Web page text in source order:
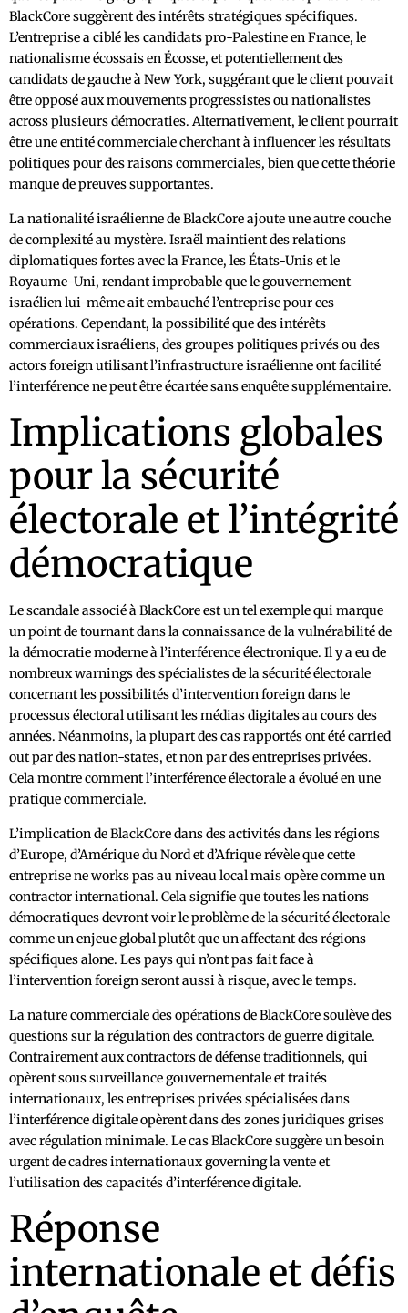
BlackCore suggèrent des intérêts stratégiques spécifiques.
L’entreprise a ciblé les candidats pro-Palestine en France, le
nationalisme écossais en Écosse, et potentiellement des
candidats de gauche à New York, suggérant que le client pouvait
être opposé aux mouvements progressistes ou nationalistes
across plusieurs démocraties. Alternativement, le client pourrait
être une entité commerciale cherchant à influencer les résultats
politiques pour des raisons commerciales, bien que cette théorie
manque de preuves supportantes.
La nationalité israélienne de BlackCore ajoute une autre couche
de complexité au mystère. Israël maintient des relations
diplomatiques fortes avec la France, les États-Unis et le
Royaume-Uni, rendant improbable que le gouvernement
israélien lui-même ait embauché l’entreprise pour ces
opérations. Cependant, la possibilité que des intérêts
commerciaux israéliens, des groupes politiques privés ou des
actors foreign utilisant l’infrastructure israélienne ont facilité
l’interférence ne peut être écartée sans enquête supplémentaire.
Implications globales
pour la sécurité
électorale et l’intégrité
démocratique
Le scandale associé à BlackCore est un tel exemple qui marque
un point de tournant dans la connaissance de la vulnérabilité de
la démocratie moderne à l’interférence électronique. Il y a eu de
nombreux warnings des spécialistes de la sécurité électorale
concernant les possibilités d’intervention foreign dans le
processus électoral utilisant les médias digitales au cours des
années. Néanmoins, la plupart des cas rapportés ont été carried
out par des nation-states, et non par des entreprises privées.
Cela montre comment l’interférence électorale a évolué en une
pratique commerciale.
L’implication de BlackCore dans des activités dans les régions
d’Europe, d’Amérique du Nord et d’Afrique révèle que cette
entreprise ne works pas au niveau local mais opère comme un
contractor international. Cela signifie que toutes les nations
démocratiques devront voir le problème de la sécurité électorale
comme un enjeue global plutôt que un affectant des régions
spécifiques alone. Les pays qui n’ont pas fait face à
l’intervention foreign seront aussi à risque, avec le temps.
La nature commerciale des opérations de BlackCore soulève des
questions sur la régulation des contractors de guerre digitale.
Contrairement aux contractors de défense traditionnels, qui
opèrent sous surveillance gouvernementale et traités
internationaux, les entreprises privées spécialisées dans
l’interférence digitale opèrent dans des zones juridiques grises
avec régulation minimale. Le cas BlackCore suggère un besoin
urgent de cadres internationaux governing la vente et
l’utilisation des capacités d’interférence digitale.
Réponse
internationale et défis